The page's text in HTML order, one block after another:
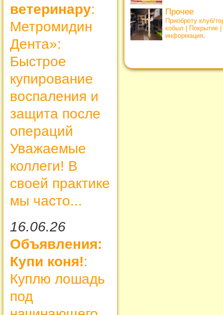
ветеринару:
Метромидин
Дента»:
Быстрое
купирование
воспаления и
защита после
операций
Уважаемые
коллеги! В
своей практике
мы часто...
16.06.26
Объявления:
Купи коня!:
Куплю лошадь
под
Прочее
Приобрету клуб/
кобыл | Покрытие
информация.